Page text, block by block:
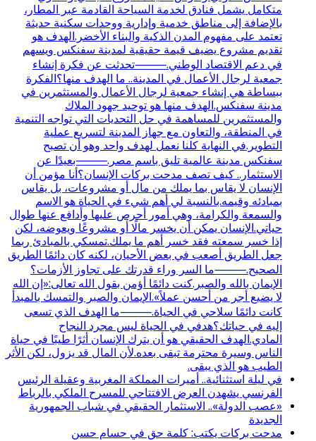
متكامل يشمل فنادق لخدمة السياحة القادمة عبر المطار،
بالإضافة إلى مناطق خدمية وإدارية ووحدات سكنية حديثة
تعتمد على مفهوم المدن الذكية والبناء الأخضر.الهدف هو
تقديم مشروع يضيف قيمة حقيقية لمدينة سفنكس ويسهم
في دعم الاقتصاد الوطني.⸻تحدثت عن فكرة إنشاء
جمعية لرجال الأعمال في المدينة.. ما الهدف منها؟الفكرة
ببساطة هي إنشاء جمعية لرجال الأعمال والمستثمرين في
مدينة سفنكس.الهدف منها هو توحيد جهود الملاك
والمستثمرين للمساهمة في حل التحديات التي تواجه التنمية
في المنطقة، والتعاون مع جهاز المدينة لتسريع عملية
التطوير.في النهاية كلنا نعمل لهدف واحد وهو أن تصبح
سفنكس مدينة عالمية تليق باسم مصر.⸻بعيدًا عن
الاستثمار.. كيف تصف مدحت بركات الإنسان؟أنا مؤمن أن
الإنسان لا يقاس بما يملك من مال أو مشروعات، بل يقاس
بمبادئه وقيمه.بالنسبة لي أهم شيء في الحياة هو الاسم
والسمعة والكرامة، وهي أمور أحرص عليها وأدافع عنها طوال
حياتي.الإنسان يمكن أن يخسر مالًا أو مشروعًا ويعوضه، لكن
إذا خسر سمعته فقد خسر أهم ما يملك.تمسكي بالمبادئ ربما
جعل الطريق أصعب في بعض الأحيان، لكنه كان دائمًا الطريق
الصحيح.⸻ما السر وراء قدرتك على تجاوز الأزمات؟
الإيمان بالله والصبر.كنت دائمًا أؤمن بقول الله تعالى:«إن الله
لا يضيع أجر من أحسن عملاً».الإيمان والصبر والتمسك بالمبدأ
كانت دائمًا سلاحي في الحياة.⸻ما الهدف الذي تسعى
إليه في حياتك؟هدفي في الحياة ليس مجرد النجاح
المادي.الهدف الحقيقي هو أن يترك الإنسان أثرًا طيبًا في حياة
الناس وسيرة محترمة تبقى بعده.لأن المال قد يزول، لكن الأثر
الطيب هو الذي يبقى.
في ليلة استثنائية.. أميرات المملكة المغربية وعقيلة الرئيس
الفرنسي يشهدن العرض الافتتاحي للمسرح الملكي بالرباط
«عصب الدولة».. الاستثمار الحقيقي في شباب الجمهورية
الجديدة
مدحت بركات يكتب: كلمة حق في حسام حسن